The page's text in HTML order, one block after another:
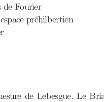
de Fourier
préhilbertien
de Lebesgue. Le